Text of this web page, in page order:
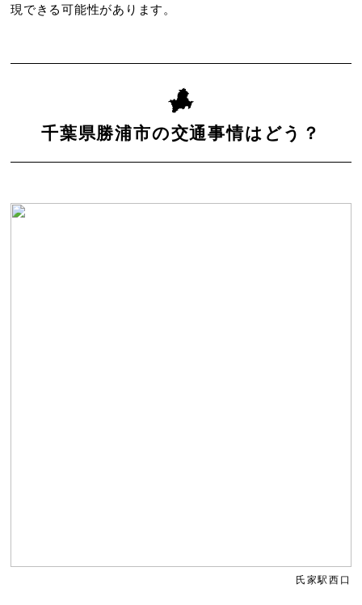
現できる可能性があります。
千葉県勝浦市の交通事情はどう？
氏家駅西口